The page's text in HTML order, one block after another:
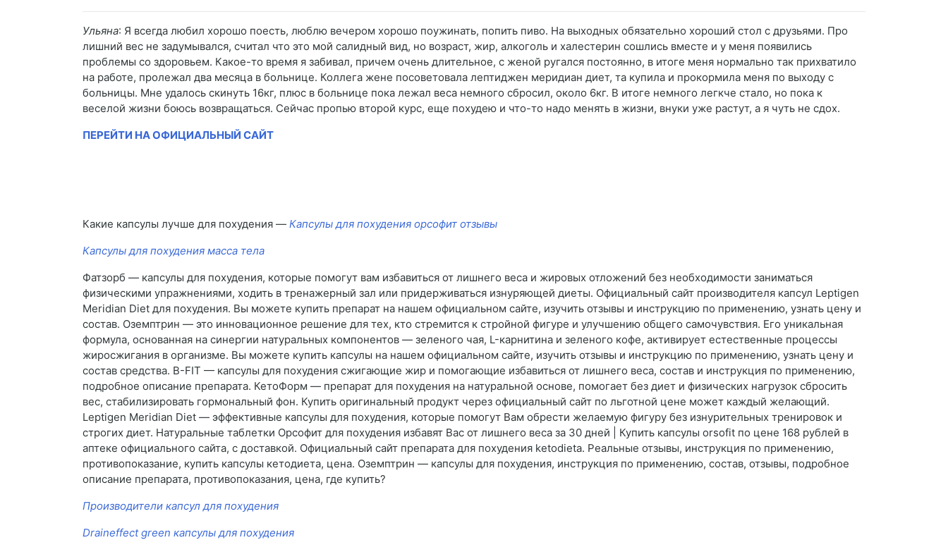
Ульяна: Я всегда любил хорошо поесть, люблю вечером хорошо поужинать, попить пиво. На выходных обязательно хороший стол с друзьями. Про
лишний вес не задумывался, считал что это мой салидный вид, но возраст, жир, алкоголь и халестерин сошлись вместе и у меня появились
проблемы со здоровьем. Какое-то время я забивал, причем очень длительное, с женой ругался постоянно, в итоге меня нормально так прихватило
на работе, пролежал два месяца в больнице. Коллега жене посоветовала лептиджен меридиан диет, та купила и прокормила меня по выходу с
больницы. Мне удалось скинуть 16кг, плюс в больнице пока лежал веса немного сбросил, около 6кг. В итоге немного легкче стало, но пока к
веселой жизни боюсь возвращаться. Сейчас пропью второй курс, еще похудею и что-то надо менять в жизни, внуки уже растут, а я чуть не сдох.
ПЕРЕЙТИ НА ОФИЦИАЛЬНЫЙ САЙТ
Какие капсулы лучше для похудения — Капсулы для похудения орсофит отзывы
Капсулы для похудения масса тела
Фатзорб — капсулы для похудения, которые помогут вам избавиться от лишнего веса и жировых отложений без необходимости заниматься
физическими упражнениями, ходить в тренажерный зал или придерживаться изнуряющей диеты. Официальный сайт производителя капсул Leptigen
Meridian Diet для похудения. Вы можете купить препарат на нашем официальном сайте, изучить отзывы и инструкцию по применению, узнать цену и
состав. Оземптрин — это инновационное решение для тех, кто стремится к стройной фигуре и улучшению общего самочувствия. Его уникальная
формула, основанная на синергии натуральных компонентов — зеленого чая, L-карнитина и зеленого кофе, активирует естественные процессы
жиросжигания в организме. Вы можете купить капсулы на нашем официальном сайте, изучить отзывы и инструкцию по применению, узнать цену и
состав средства. B-FIT — капсулы для похудения сжигающие жир и помогающие избавиться от лишнего веса, состав и инструкция по применению,
подробное описание препарата. КетоФорм — препарат для похудения на натуральной основе, помогает без диет и физических нагрузок сбросить
вес, стабилизировать гормональный фон. Купить оригинальный продукт через официальный сайт по льготной цене может каждый желающий.
Leptigen Meridian Diet — эффективные капсулы для похудения, которые помогут Вам обрести желаемую фигуру без изнурительных тренировок и
строгих диет. Натуральные таблетки Орсофит для похудения избавят Вас от лишнего веса за 30 дней | Купить капсулы orsofit по цене 168 рублей в
аптеке официального сайта, с доставкой. Официальный сайт препарата для похудения ketodieta. Реальные отзывы, инструкция по применению,
противопоказание, купить капсулы кетодиета, цена. Оземптрин — капсулы для похудения, инструкция по применению, состав, отзывы, подробное
описание препарата, противопоказания, цена, где купить?
Производители капсул для похудения
Draineffect green капсулы для похудения